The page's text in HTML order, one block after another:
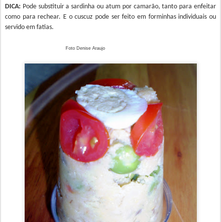
DICA: Pode substituir a sardinha ou atum por camarão, tanto para enfeitar
como para rechear. E o cuscuz pode ser feito em forminhas individuais ou
servido em fatias.
Foto Denise Araujo